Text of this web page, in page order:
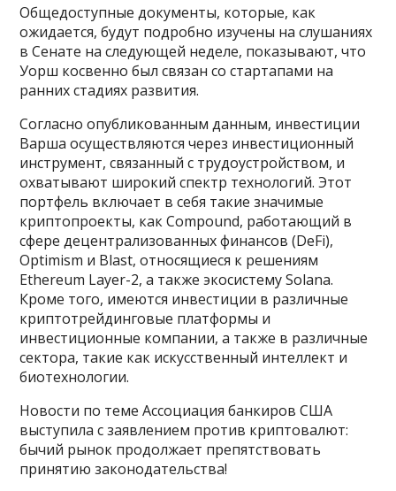
Общедоступные документы, которые, как
ожидается, будут подробно изучены на слушаниях
в Сенате на следующей неделе, показывают, что
Уорш косвенно был связан со стартапами на
ранних стадиях развития.
Согласно опубликованным данным, инвестиции
Варша осуществляются через инвестиционный
инструмент, связанный с трудоустройством, и
охватывают широкий спектр технологий. Этот
портфель включает в себя такие значимые
криптопроекты, как Compound, работающий в
сфере децентрализованных финансов (DeFi),
Optimism и Blast, относящиеся к решениям
Ethereum Layer-2, а также экосистему Solana.
Кроме того, имеются инвестиции в различные
криптотрейдинговые платформы и
инвестиционные компании, а также в различные
сектора, такие как искусственный интеллект и
биотехнологии.
Новости по теме Ассоциация банкиров США
выступила с заявлением против криптовалют:
бычий рынок продолжает препятствовать
принятию законодательства!